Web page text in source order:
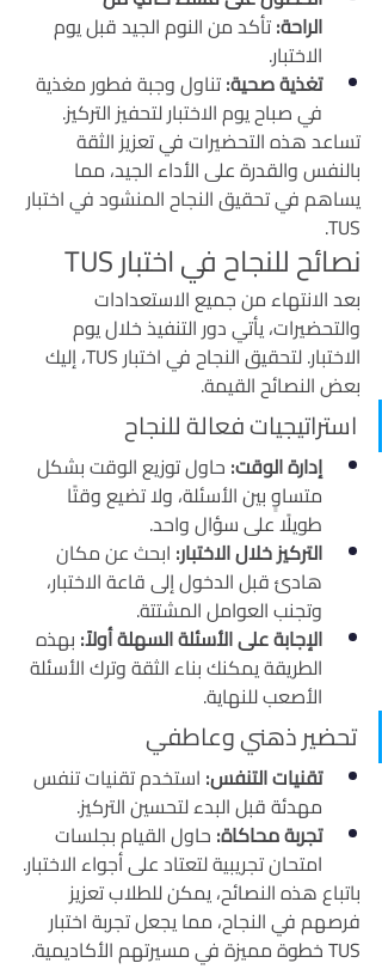
الراحة: تأكد من النوم الجيد قبل يوم
الاختبار.
تغذية صحية: تناول وجبة فطور مغذية
في صباح يوم الاختبار لتحفيز التركيز.
تساعد هذه التحضيرات في تعزيز الثقة
بالنفس والقدرة على الأداء الجيد، مما
يساهم في تحقيق النجاح المنشود في اختبار
TUS.
نصائح للنجاح في اختبار TUS
بعد الانتهاء من جميع الاستعدادات
والتحضيرات، يأتي دور التنفيذ خلال يوم
الاختبار. لتحقيق النجاح في اختبار TUS، إليك
بعض النصائح القيمة.
استراتيجيات فعالة للنجاح
إدارة الوقت: حاول توزيع الوقت بشكل
متساوٍ بين الأسئلة، ولا تضيع وقتًا
طويلًا على سؤال واحد.
التركيز خلال الاختبار: ابحث عن مكان
هادئ قبل الدخول إلى قاعة الاختبار،
وتجنب العوامل المشتتة.
الإجابة على الأسئلة السهلة أولاً: بهذه
الطريقة يمكنك بناء الثقة وترك الأسئلة
الأصعب للنهاية.
تحضير ذهني وعاطفي
تقنيات التنفس: استخدم تقنيات تنفس
مهدئة قبل البدء لتحسين التركيز.
تجربة محاكاة: حاول القيام بجلسات
امتحان تجريبية لتعتاد على أجواء الاختبار.
باتباع هذه النصائح، يمكن للطلاب تعزيز
فرصهم في النجاح، مما يجعل تجربة اختبار
TUS خطوة مميزة في مسيرتهم الأكاديمية.